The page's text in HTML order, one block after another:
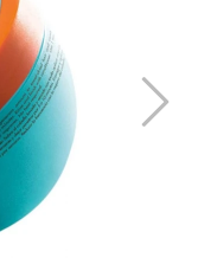
75 Ml